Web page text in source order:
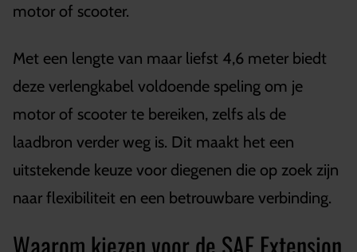
motor of scooter.
Met een lengte van maar liefst 4,6 meter biedt
deze verlengkabel voldoende speling om je
motor of scooter te bereiken, zelfs als de
laadbron verder weg is. Dit maakt het een
uitstekende keuze voor diegenen die op zoek zijn
naar flexibiliteit en een betrouwbare verbinding.